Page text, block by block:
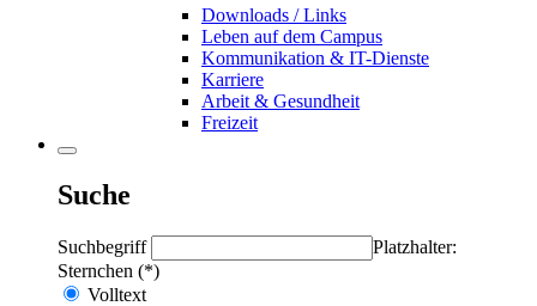
Downloads / Links
Leben auf dem Campus
Kommunikation & IT-Dienste
Karriere
Arbeit & Gesundheit
Freizeit
Suche
Suchbegriff
Platzhalter:
Sternchen (*)
Volltext